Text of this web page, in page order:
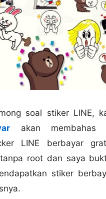
soal stiker LINE,
akan membahas
LINE berbayar
root dan saya
stiker